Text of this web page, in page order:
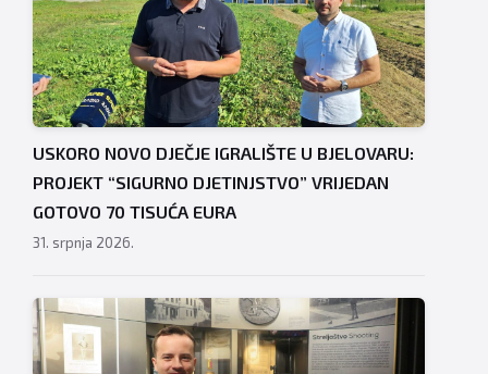
USKORO NOVO DJEČJE IGRALIŠTE U BJELOVARU:
PROJEKT “SIGURNO DJETINJSTVO” VRIJEDAN
GOTOVO 70 TISUĆA EURA
31. srpnja 2026.